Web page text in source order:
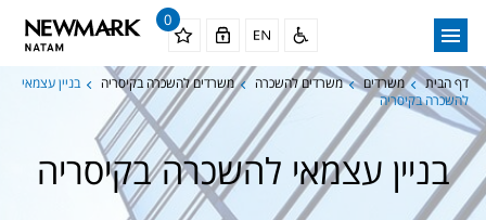
0
דף הבית משרדים משרדים להשכרה משרדים להשכרה בקיסריה
בניין עצמאי
להשכרה בקיסריה
בניין עצמאי להשכרה בקיסריה